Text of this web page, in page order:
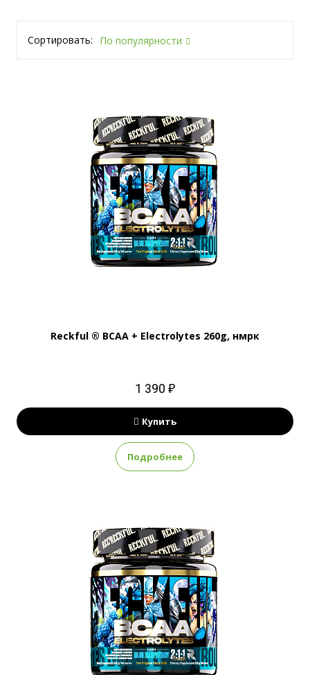
Сортировать: По популярности
Reckful ® BCAA + Eleсtrolytes 260g, нмрк
1 390 ₽
Купить
Подробнее